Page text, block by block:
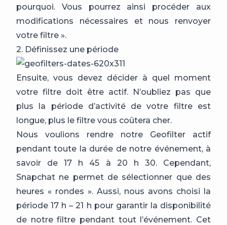
pourquoi. Vous pourrez ainsi procéder aux
modifications nécessaires et nous renvoyer
votre filtre ».
2. Définissez une période
Ensuite, vous devez décider à quel moment
votre filtre doit être actif. N’oubliez pas que
plus la période d’activité de votre filtre est
longue, plus le filtre vous coûtera cher.
Nous voulions rendre notre Geofilter actif
pendant toute la durée de notre événement, à
savoir de 17 h 45 à 20 h 30. Cependant,
Snapchat ne permet de sélectionner que des
heures « rondes ». Aussi, nous avons choisi la
période 17 h – 21 h pour garantir la disponibilité
de notre filtre pendant tout l’événement. Cet